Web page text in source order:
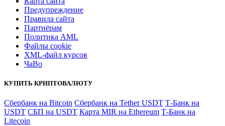
Предупреждение
Правила сайта
Партнёрам
Политика AML
Файлы coоkie
XML-файл курсов
ЧаВо
КУПИТЬ КРИПТОВАЛЮТУ
Сбербанк на Bitcoin Сбербанк на Tether USDT Т-Банк на
USDT СБП на USDT Карта MIR на Ethereum Т-Банк на
Litecoin